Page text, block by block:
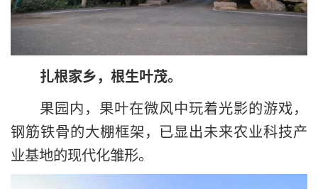
扎根家乡，根生叶茂。
果园内，果叶在微风中玩着光影的游戏，
钢筋铁骨的大棚框架，已显出未来农业科技产
业基地的现代化雏形。